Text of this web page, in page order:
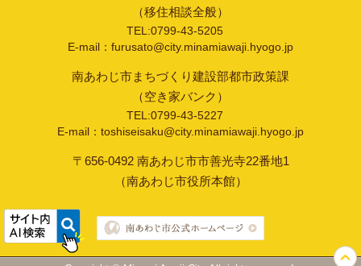
（移住相談全般）
TEL:0799-43-5205
E-mail：furusato@city.minamiawaji.hyogo.jp
南あわじ市まちづくり建設部都市政策課
（空き家バンク）
TEL:0799-43-5227
E-mail：toshiseisaku@city.minamiawaji.hyogo.jp
〒656-0492 南あわじ市市善光寺22番地1
（南あわじ市役所本館）